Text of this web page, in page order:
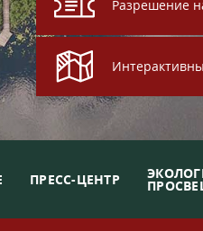
Разрешение
ПРЕСС-ЦЕНТР